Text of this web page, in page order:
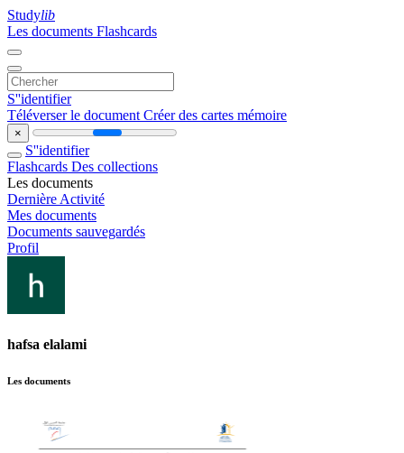
Studylib
Les documents Flashcards
S''identifier
Téléverser le document Créer des cartes mémoire
×
S''identifier
Flashcards Des collections
Les documents
Dernière Activité
Mes documents
Documents sauvegardés
Profil
hafsa elalami
Les documents